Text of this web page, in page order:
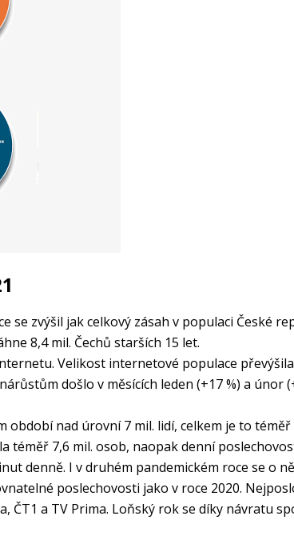
se zvýšil jak celkový zásah v populaci České
8,4 mil. Čechů starších 15 let.
Velikost internetové populace
došlo v měsících leden (+17 %) a
nad úrovní 7 mil. lidí, celkem je to téměř
7,6 mil. osob, naopak denní
denně. I v druhém pandemickém roce se o
poslechovosti jako v roce 2020.
ČT1 a TV Prima. Loňský rok se díky návratu